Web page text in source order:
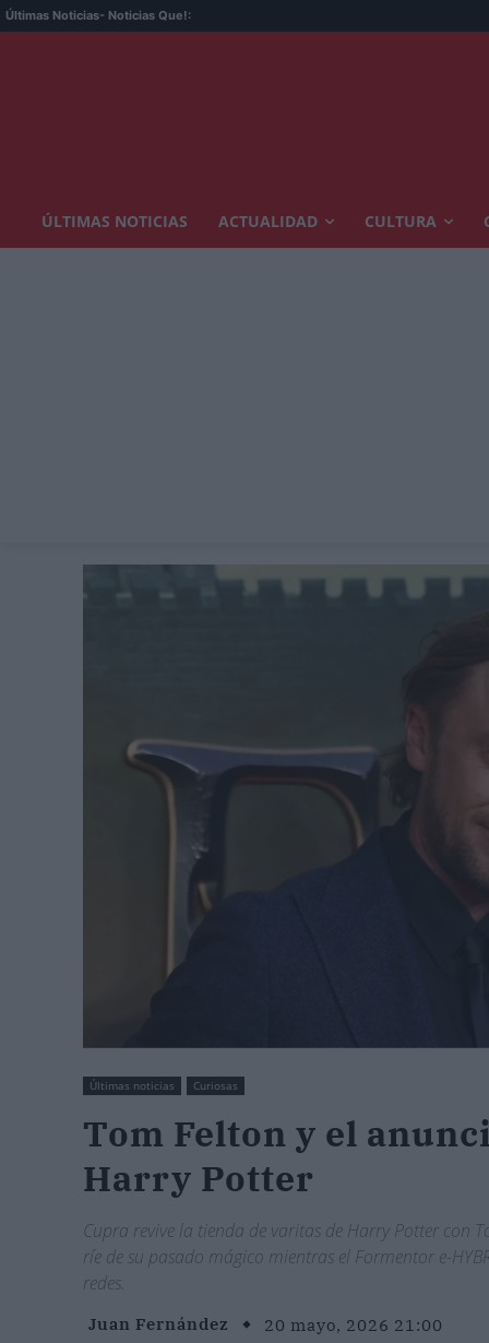
Últimas Noticias- Noticias Que!:
ÚLTIMAS NOTICIAS ACTUALIDAD CULTURA
Últimas noticias Curiosas
Tom Felton y el
Harry Potter
Cupra revive la tienda de varitas de Harry Potter con
ríe de su pasado mágico mientras el Formentor e-
redes.
Juan Fernández 20 mayo, 2026 21:00